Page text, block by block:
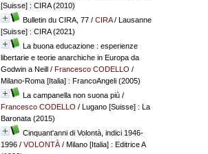
[Suisse] : CIRA (2010)
Bulletin du CIRA, 77/ CIRA/ Lausanne
[Suisse] : CIRA (2021)
La buona educazione : esperienze
libertarie e teorie anarchiche in Europa da
Godwin a Neill/ Francesco CODELLO /
Milano-Roma [Italia] : FrancoAngeli (2005)
La campanella non suona più/
Francesco CODELLO / Lugano [Suisse] : La
Baronata (2015)
Cinquant'anni di Volontà, indici 1946-
1996/ VOLONTÀ/ Milano [Italia] : Editrice A